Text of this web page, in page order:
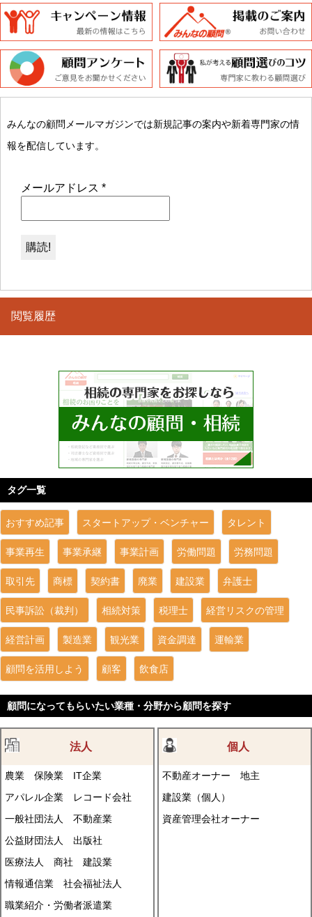
みんなの顧問メールマガジンでは新規記事の案内や新着専門家の情
報を配信しています。
メールアドレス *
閲覧履歴
タグ一覧
おすすめ記事 スタートアップ・ベンチャー タレント
事業再生 事業承継 事業計画 労働問題 労務問題
取引先 商標 契約書 廃業 建設業 弁護士
民事訴訟（裁判） 相続対策 税理士 経営リスクの管理
経営計画 製造業 観光業 資金調達 運輸業
顧問を活用しよう 顧客 飲食店
顧問になってもらいたい業種・分野から顧問を探す
法人
農業 保険業
IT企業
アパレル企業
レコード会社
一般社団法人
不動産業
公益財団法人
出版社
医療法人
商社
建設業
情報通信業
社会福祉法人
職業紹介・労働者派遣業
個人
不動産オーナー
地主
建設業（個人）
資産管理会社オーナー